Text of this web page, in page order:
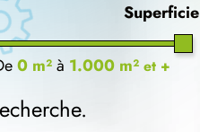
Superficie
0 m²à 1.000 m² et +